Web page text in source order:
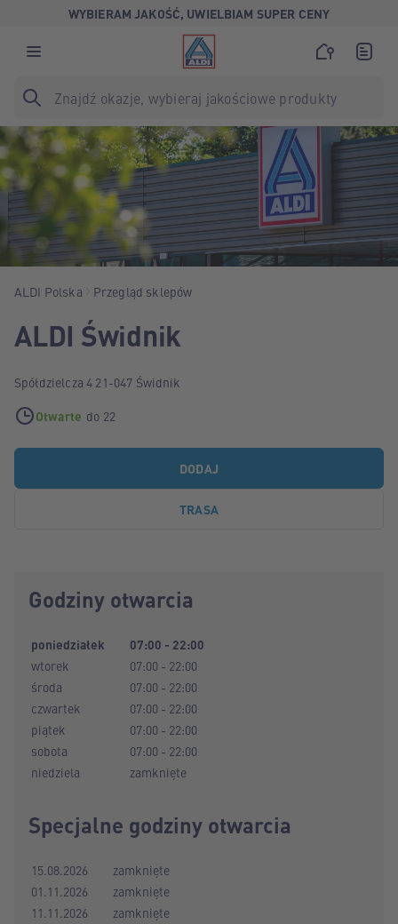
WYBIERAM JAKOŚĆ, UWIELBIAM SUPER CENY
ALDI Polska Przegląd sklepów
ALDI Świdnik
Spółdzielcza 4 21-047 Świdnik
Otwarte do 22
DODAJ
TRASA
Godziny otwarcia
poniedziałek
07:00 - 22:00
wtorek
07:00 - 22:00
środa
07:00 - 22:00
czwartek
07:00 - 22:00
piątek
07:00 - 22:00
sobota
07:00 - 22:00
niedziela
zamknięte
Specjalne godziny otwarcia
15.08.2026
zamknięte
01.11.2026
zamknięte
11.11.2026
zamknięte